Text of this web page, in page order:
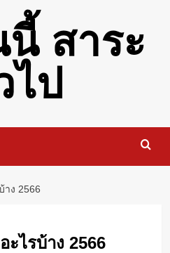
สาระ
ไป
าง 2566
ไรบ้าง 2566